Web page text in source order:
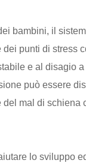
bambini, il
punti di stress
e al disagio
può essere
mal di
lo sviluppo